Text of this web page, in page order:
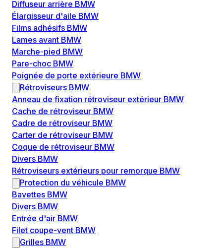
Diffuseur arrière BMW
Élargisseur d'aile BMW
Films adhésifs BMW
Lames avant BMW
Marche-pied BMW
Pare-choc BMW
Poignée de porte extérieure BMW
Rétroviseurs BMW
Anneau de fixation rétroviseur extérieur BMW
Cache de rétroviseur BMW
Cadre de rétroviseur BMW
Carter de rétroviseur BMW
Coque de rétroviseur BMW
Divers BMW
Rétroviseurs extérieurs pour remorque BMW
Protection du véhicule BMW
Bavettes BMW
Divers BMW
Entrée d'air BMW
Filet coupe-vent BMW
Grilles BMW